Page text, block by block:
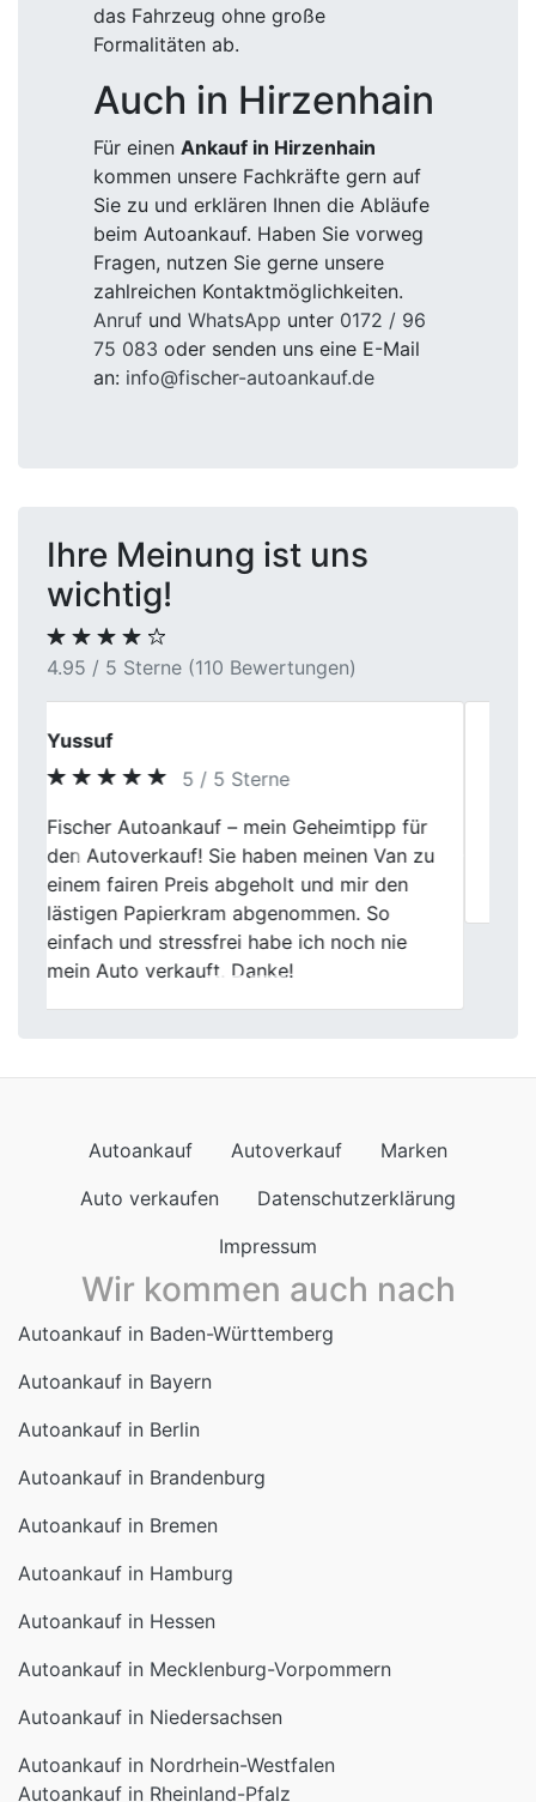
das Fahrzeug ohne große
Formalitäten ab.
Auch in Hirzenhain
Für einen Ankauf in Hirzenhain
kommen unsere Fachkräfte gern auf
Sie zu und erklären Ihnen die Abläufe
beim Autoankauf. Haben Sie vorweg
Fragen, nutzen Sie gerne unsere
zahlreichen Kontaktmöglichkeiten.
Anruf und WhatsApp unter 0172 / 96
75 083 oder senden uns eine E-Mail
an: info@fischer-autoankauf.de
Ihre Meinung ist uns
wichtig!
4.95 / 5 Sterne (110 Bewertungen)
Christos
5 / 5 Sterne
Verkaufen war noch nie so easy! Fischer
Autoankauf hat meinen alten Wagen
abgeholt und fair bezahlt. Super Service!
Previous
Impressum
Wir kommen auch nach
Autoankauf in Baden-Württemberg
Autoankauf in Bayern
Autoankauf in Berlin
Autoankauf in Brandenburg
Autoankauf in Bremen
Autoankauf in Hamburg
Autoankauf in Hessen
Autoankauf in Mecklenburg-Vorpommern
Autoankauf in Niedersachsen
Autoankauf in Nordrhein-Westfalen
Autoankauf in Rheinland-Pfalz
Autoankauf in Saarland